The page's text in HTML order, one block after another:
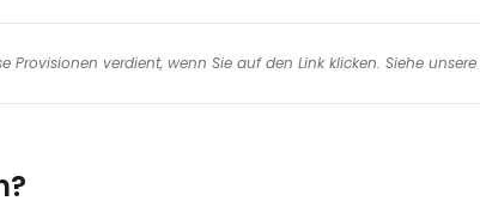
verdient, wenn Sie auf den Link klicken. Siehe unsere